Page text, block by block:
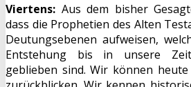
Viertens: Aus dem bisher
dass die Prophetien des Alten
Deutungsebenen aufweisen,
Entstehung bis in unsere
geblieben sind. Wir können